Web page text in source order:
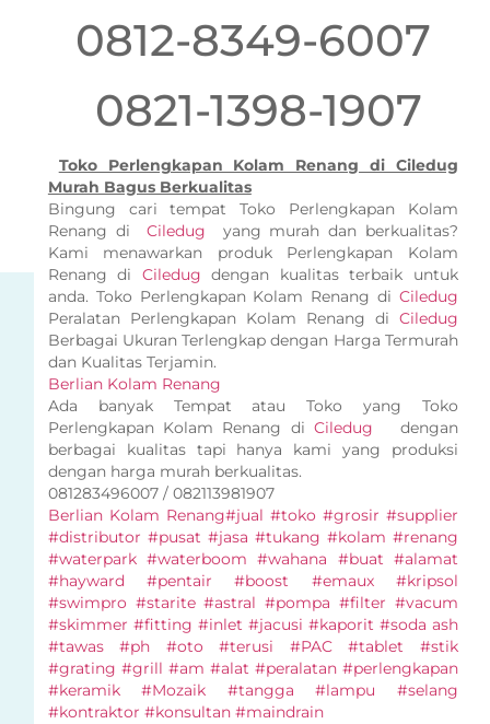
0812-8349-6007
0821-1398-1907
Toko Perlengkapan Kolam Renang di Ciledug
Murah Bagus Berkualitas
Bingung cari tempat Toko Perlengkapan Kolam
Renang diCiledug yang murah dan berkualitas?
Kami menawarkan produk Perlengkapan Kolam
Renang di Ciledug dengan kualitas terbaik untuk
anda. Toko Perlengkapan Kolam Renang di Ciledug
Peralatan Perlengkapan Kolam Renang di Ciledug
Berbagai Ukuran Terlengkap dengan Harga Termurah
dan Kualitas Terjamin.
Berlian Kolam Renang
Ada banyak Tempat atau Toko yang Toko
Perlengkapan Kolam Renang di Ciledug
dengan
berbagai kualitas tapi hanya kami yang produksi
dengan harga murah berkualitas.
081283496007 / 082113981907
Berlian Kolam Renang#jual #toko #grosir #supplier
#distributor #pusat #jasa #tukang #kolam #renang
#waterpark #waterboom #wahana #buat #alamat
#hayward #pentair #boost #emaux #kripsol
#swimpro #starite #astral #pompa #filter #vacum
#skimmer #fitting #inlet #jacusi #kaporit #soda ash
#tawas #ph #oto #terusi #PAC #tablet #stik
#grating #grill #am #alat #peralatan #perlengkapan
#keramik #Mozaik #tangga #lampu #selang
#kontraktor #konsultan #maindrain